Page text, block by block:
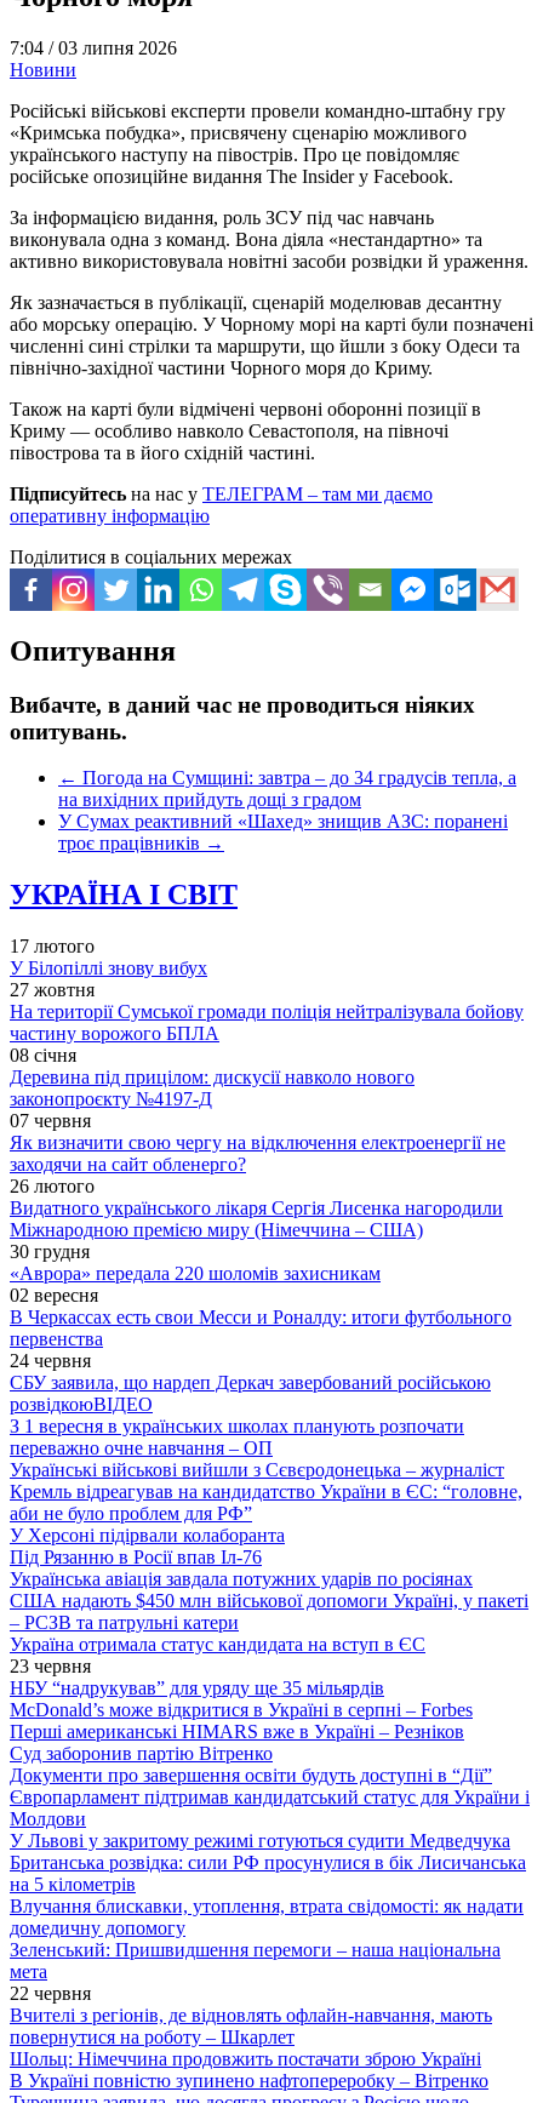
7:04 /03 липня 2026
Новини
Російські військові експерти провели командно-штабну гру
«Кримська побудка», присвячену сценарію можливого
українського наступу на півострів. Про це повідомляє
російське опозиційне видання The Insider у Facebook.
За інформацією видання, роль ЗСУ під час навчань
виконувала одна з команд. Вона діяла «нестандартно» та
активно використовувала новітні засоби розвідки й ураження.
Як зазначається в публікації, сценарій моделював десантну
або морську операцію. У Чорному морі на карті були позначені
численні сині стрілки та маршрути, що йшли з боку Одеси та
північно-західної частини Чорного моря до Криму.
Також на карті були відмічені червоні оборонні позиції в
Криму — особливо навколо Севастополя, на півночі
півострова та в його східній частині.
Підписуйтесь на нас у ТЕЛЕГРАМ – там ми даємо
оперативну інформацію
Поділитися в соціальних мережах
Опитування
Вибачте, в даний час не проводиться ніяких
опитувань.
← Погода на Сумщині: завтра – до 34 градусів тепла, а
на вихідних прийдуть дощі з градом
У Сумах реактивний «Шахед» знищив АЗС: поранені
троє працівників →
УКРАЇНА І СВІТ
17 лютого
У Білопіллі знову вибух
27 жовтня
На території Сумської громади поліція нейтралізувала бойову
частину ворожого БПЛА
08 січня
Деревина під прицілом: дискусії навколо нового
законопроєкту №4197-Д
07 червня
Як визначити свою чергу на відключення електроенергії не
заходячи на сайт обленерго?
26 лютого
Видатного українського лікаря Сергія Лисенка нагородили
Міжнародною премією миру (Німеччина – США)
30 грудня
«Аврора» передала 220 шоломів захисникам
02 вересня
В Черкассах есть свои Месси и Роналду: итоги футбольного
первенства
24 червня
СБУ заявила, що нардеп Деркач завербований російською
розвідкоюВІДЕО
З 1 вересня в українських школах планують розпочати
переважно очне навчання – ОП
Українські військові вийшли з Сєвєродонецька – журналіст
Кремль відреагував на кандидатство України в ЄС: “головне,
аби не було проблем для РФ”
У Херсоні підірвали колаборанта
Під Рязанню в Росії впав Іл-76
Українська авіація завдала потужних ударів по росіянах
США надають $450 млн військової допомоги Україні, у пакеті
– РСЗВ та патрульні катери
Україна отримала статус кандидата на вступ в ЄС
23 червня
НБУ “надрукував” для уряду ще 35 мільярдів
McDonald’s може відкритися в Україні в серпні – Forbes
Перші американські HIMARS вже в Україні – Резніков
Суд заборонив партію Вітренко
Документи про завершення освіти будуть доступні в “Дії”
Європарламент підтримав кандидатський статус для України і
Молдови
У Львові у закритому режимі готуються судити Медведчука
Британська розвідка: сили РФ просунулися в бік Лисичанська
на 5 кілометрів
Влучання блискавки, утоплення, втрата свідомості: як надати
домедичну допомогу
Зеленський: Пришвидшення перемоги – наша національна
мета
22 червня
Вчителі з регіонів, де відновлять офлайн-навчання, мають
повернутися на роботу – Шкарлет
Шольц: Німеччина продовжить постачати зброю Україні
В Україні повністю зупинено нафтопереробку – Вітренко